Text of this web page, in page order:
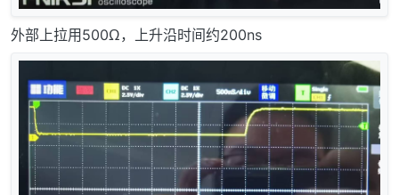
外部上拉用500Ω，上升沿时间约200ns